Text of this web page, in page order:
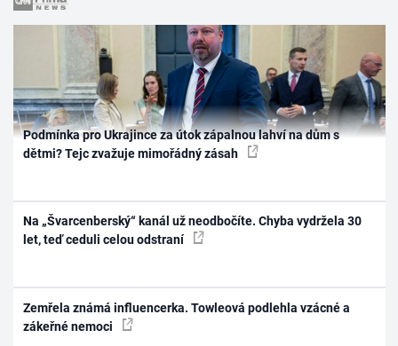
Podmínka pro Ukrajince za útok zápalnou lahví na dům s
dětmi? Tejc zvažuje mimořádný zásah
Na „Švarcenberský“ kanál už neodbočíte. Chyba vydržela 30
let, teď ceduli celou odstraní
Zemřela známá influencerka. Towleová podlehla vzácné a
zákeřné nemoci